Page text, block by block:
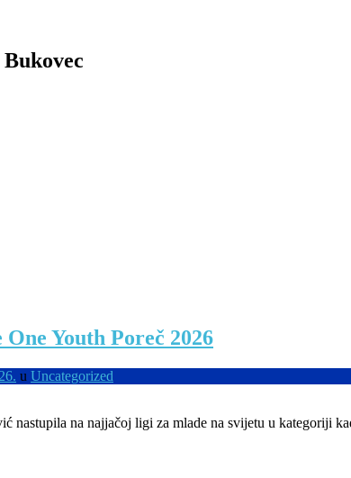
Youth Poreč 2026
u Uncategorized
nastupila na najjačoj ligi za mlade na svijetu u kategoriji